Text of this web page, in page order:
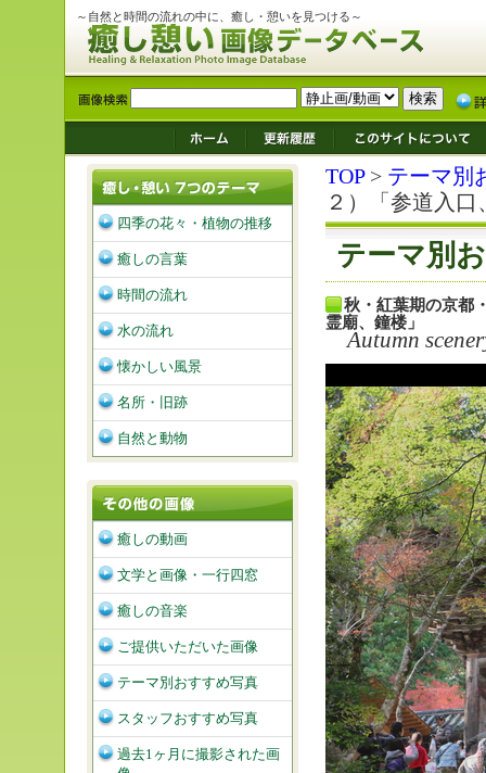
～自然と時間の流れの中に、癒し・憩いを見つける～
TOP> テーマ別
２）「参道入
テーマ別
秋・紅葉期の京都
霊廟、鐘楼」
Autumn
四季の花々・植物の推移
癒しの言葉
時間の流れ
水の流れ
懐かしい風景
名所・旧跡
自然と動物
癒しの動画
文学と画像・一行四窓
癒しの音楽
ご提供いただいた画像
テーマ別おすすめ写真
スタッフおすすめ写真
過去1ヶ月に撮影された画